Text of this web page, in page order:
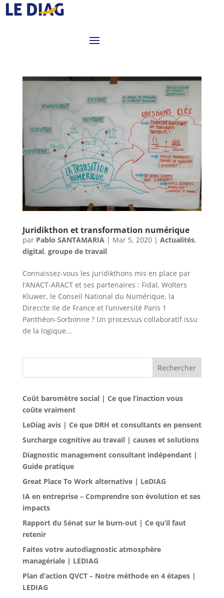
Juridikthon et transformation numérique
par Pablo SANTAMARIA | Mar 5, 2020| Actualités,
digital, groupe de travail
Connaissez-vous les juridikthons mis en place par
l’ANACT-ARACT et ses partenaires : Fidal, Wolters
Kluwer, le Conseil National du Numérique, la
Direccte Ile de France et l’université Paris 1
Panthéon-Sorbonne ? Un processus collaboratif issu
de la logique...
Rechercher
Coût baromètre social | Ce que l’inaction vous
coûte vraiment
LeDiag avis | Ce que DRH et consultants en pensent
Surcharge cognitive au travail | causes et solutions
Diagnostic management consultant indépendant |
Guide pratique
Great Place To Work alternative | LeDIAG
IA en entreprise – Comprendre son évolution et ses
impacts
Rapport du Sénat sur le burn-out | Ce qu’il faut
retenir
Faites votre autodiagnostic atmosphère
managériale | LEDIAG
Plan d’action QVCT – Notre méthode en 4 étapes |
LEDIAG